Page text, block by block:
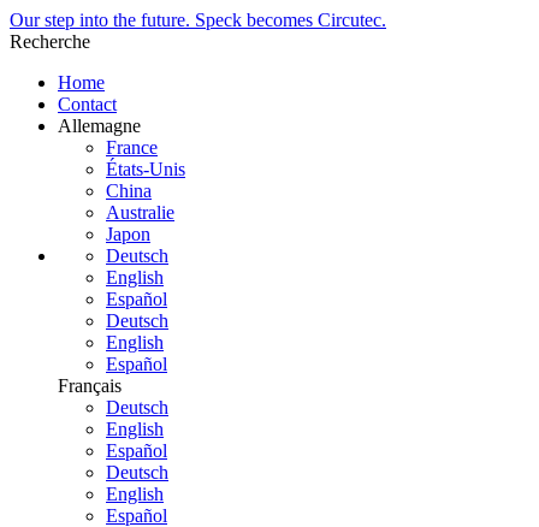
Our step into the future. Speck becomes Circutec.
Recherche
Home
Contact
Allemagne
France
États-Unis
China
Australie
Japon
Deutsch
English
Español
Deutsch
English
Español
Français
Deutsch
English
Español
Deutsch
English
Español